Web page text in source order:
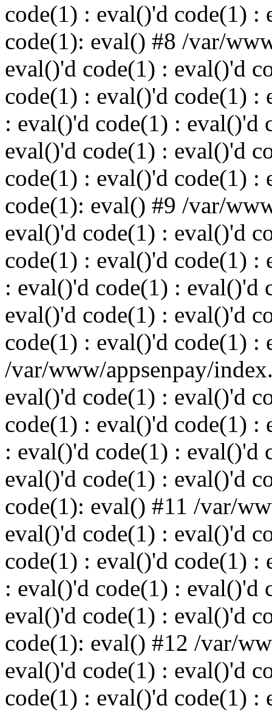
code(1) : eval()'d code(1) :
code(1): eval() #8 /var/
eval()'d code(1) : eval()'d
code(1) : eval()'d code(1) :
: eval()'d code(1) : eval()'d
eval()'d code(1) : eval()'d
code(1) : eval()'d code(1) :
code(1): eval() #9 /var/
eval()'d code(1) : eval()'d
code(1) : eval()'d code(1) :
: eval()'d code(1) : eval()'d
eval()'d code(1) : eval()'d
code(1) : eval()'d code(1) :
/var/www/appsenpay/
eval()'d code(1) : eval()'d
code(1) : eval()'d code(1) :
: eval()'d code(1) : eval()'d
eval()'d code(1) : eval()'d
code(1): eval() #11 /var/
eval()'d code(1) : eval()'d
code(1) : eval()'d code(1) :
: eval()'d code(1) : eval()'d
eval()'d code(1) : eval()'d
code(1): eval() #12 /var/
eval()'d code(1) : eval()'d
code(1) : eval()'d code(1) :